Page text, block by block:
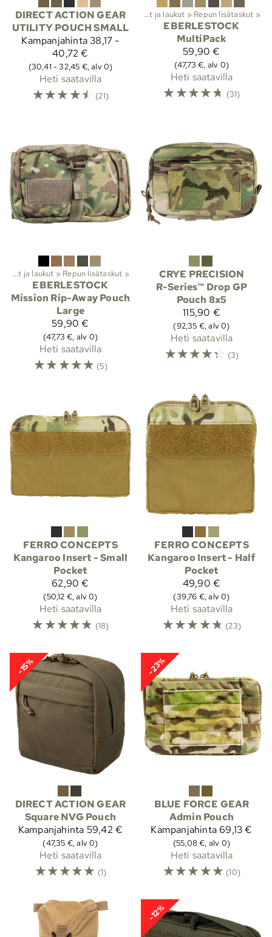
DIRECT ACTION GEAR
UTILITY POUCH SMALL
Kampanjahinta38,17 -
40,72 €
(30,41 - 32,45 €, alv 0)
Heti saatavilla
☆☆☆☆☆ (21)
Lajit‪» Vaellus‪» Reput ja laukut ‪» Repun lisätaskut ‪»
EBERLESTOCK
MultiPack
59,90 €
(47,73 €, alv 0)
Heti saatavilla
☆☆☆☆☆ (31)
Reput ja laukut ‪» Repun lisätaskut ‪»
EBERLESTOCK
Mission Rip-Away Pouch
Large
59,90 €
(47,73 €, alv 0)
Heti saatavilla
☆☆☆☆☆ (5)
CRYE PRECISION
R-Series™ Drop GP
Pouch 8x5
115,90 €
(92,35 €, alv 0)
Heti saatavilla
☆☆☆☆☆ (3)
FERRO CONCEPTS
Kangaroo Insert - Small
Pocket
62,90 €
(50,12 €, alv 0)
Heti saatavilla
☆☆☆☆☆ (18)
FERRO CONCEPTS
Kangaroo Insert - Half
Pocket
49,90 €
(39,76 €, alv 0)
Heti saatavilla
☆☆☆☆☆ (23)
-15%
DIRECT ACTION GEAR
Square NVG Pouch
Kampanjahinta 59,42 €
(47,35 €, alv 0)
Heti saatavilla
☆☆☆☆☆ (1)
-23%
BLUE FORCE GEAR
Admin Pouch
Kampanjahinta 69,13 €
(55,08 €, alv 0)
Heti saatavilla
☆☆☆☆☆ (10)
-12%